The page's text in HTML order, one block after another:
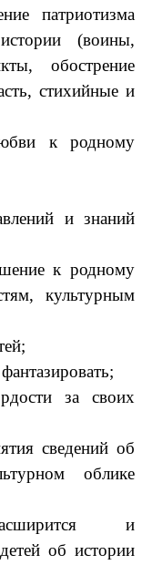
патриотизма
истории (воины,
обострение
стихийные и
к родному
и знаний
к родному
культурным
за своих
сведений об
облике
и
об истории